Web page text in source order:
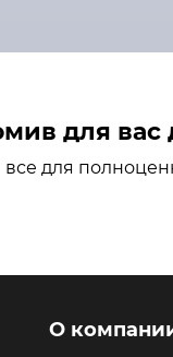
для вас
для
О